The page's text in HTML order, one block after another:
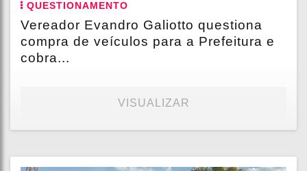
QUESTIONAMENTO
Vereador Evandro Galiotto questiona
compra de veículos para a Prefeitura e
cobra...
VISUALIZAR